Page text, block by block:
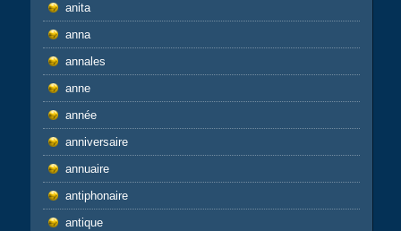
anita
anna
annales
anne
année
anniversaire
annuaire
antiphonaire
antique